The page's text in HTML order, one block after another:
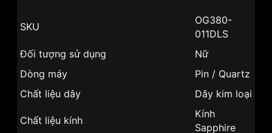
SKU
OG380-
011DLS
Đối tượng sử dụng
Nữ
Dòng máy
Pin / Quartz
Chất liệu dây
Dây kim loại
Chất liệu kính
Kính
Sapphire